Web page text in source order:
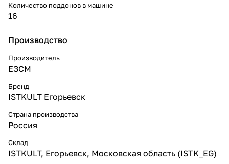
Количество поддонов в машине
16
Производство
Производитель
ЕЗСМ
Бренд
ISTKULT Егорьевск
Страна производства
Россия
Склад
ISTKULT, Егорьевск, Московская область (ISTK_EG)